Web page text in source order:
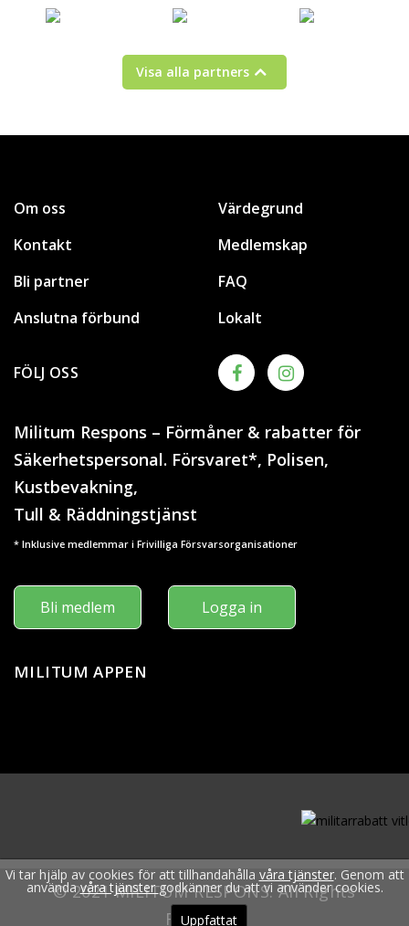
Visa alla partners
Om oss
Kontakt
Bli partner
Anslutna förbund
Värdegrund
Medlemskap
FAQ
Lokalt
FÖLJ OSS
Militum Respons – Förmåner & rabatter för
Säkerhetspersonal. Försvaret*, Polisen,
Kustbevakning,
Tull & Räddningstjänst
* Inklusive medlemmar i Frivilliga Försvarsorganisationer
Bli medlem Logga in
MILITUM APPEN
© 2021 MILITUM RESPONS. All Rights
Reserved.
Vi tar hjälp av cookies för att tillhandahålla våra tjänster. Genom att
användavåra tjänstergodkänner du att vi använder cookies.
Uppfattat